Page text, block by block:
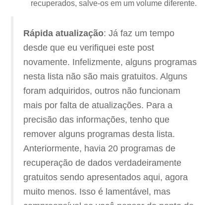
recuperados, salve-os em um volume diferente.
Rápida atualização: Já faz um tempo
desde que eu verifiquei este post
novamente. Infelizmente, alguns programas
nesta lista não são mais gratuitos. Alguns
foram adquiridos, outros não funcionam
mais por falta de atualizações. Para a
precisão das informações, tenho que
remover alguns programas desta lista.
Anteriormente, havia 20 programas de
recuperação de dados verdadeiramente
gratuitos sendo apresentados aqui, agora
muito menos. Isso é lamentável, mas